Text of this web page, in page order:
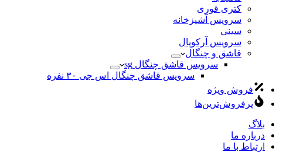
کتری قوری
سرویس آشپزخانه
سینی
سرویس آرکوپال
قاشق و چنگال
سرویس قاشق چنگال sg
سرویس قاشق چنگال اس جی ۳۰ نفره
فروش ویژه
پرفروش‌ترین‌ها
بلاگ
درباره ما
ارتباط با ما